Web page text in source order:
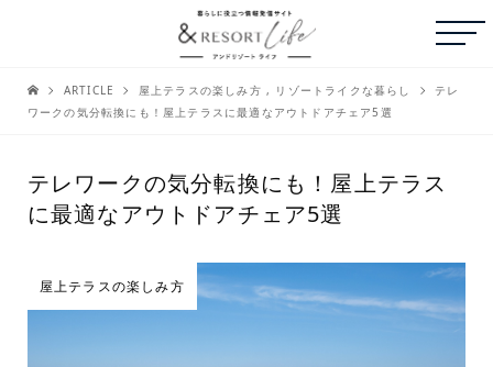
ARTICLE 屋上テラスの楽しみ方 , リゾートライクな暮らし
テレ
ワークの気分転換にも！屋上テラスに最適なアウトドアチェア5選
テレワークの気分転換にも！屋上テラス
に最適なアウトドアチェア5選
屋上テラスの楽しみ方